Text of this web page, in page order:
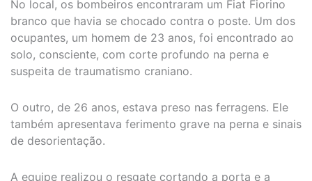
No local, os bombeiros encontraram um Fiat Fiorino
branco que havia se chocado contra o poste. Um dos
ocupantes, um homem de 23 anos, foi encontrado ao
solo, consciente, com corte profundo na perna e
suspeita de traumatismo craniano.
O outro, de 26 anos, estava preso nas ferragens. Ele
também apresentava ferimento grave na perna e sinais
de desorientação.
A equipe realizou o resgate cortando a porta e a